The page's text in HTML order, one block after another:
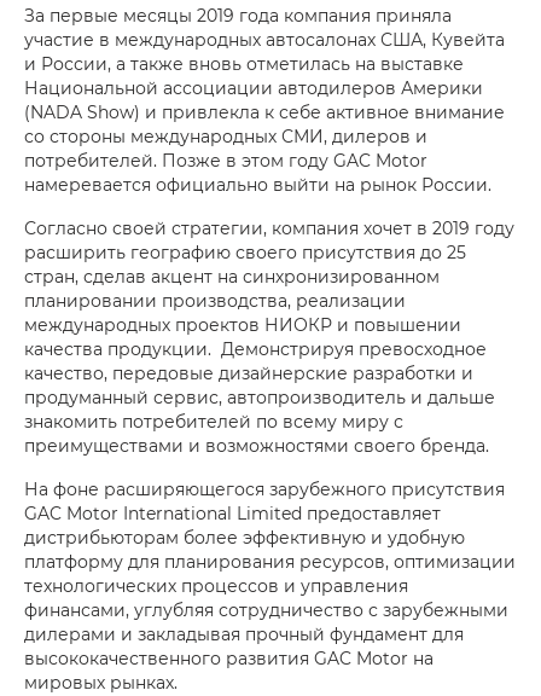
За первые месяцы 2019 года компания приняла
участие в международных автосалонах США, Кувейта
и России, а также вновь отметилась на выставке
Национальной ассоциации автодилеров Америки
(NADA Show) и привлекла к себе активное внимание
со стороны международных СМИ, дилеров и
потребителей. Позже в этом году GAC Motor
намеревается официально выйти на рынок России.
Согласно своей стратегии, компания хочет в 2019 году
расширить географию своего присутствия до 25
стран, сделав акцент на синхронизированном
планировании производства, реализации
международных проектов НИОКР и повышении
качества продукции. Демонстрируя превосходное
качество, передовые дизайнерские разработки и
продуманный сервис, автопроизводитель и дальше
знакомить потребителей по всему миру с
преимуществами и возможностями своего бренда.
На фоне расширяющегося зарубежного присутствия
GAC Motor International Limited предоставляет
дистрибьюторам более эффективную и удобную
платформу для планирования ресурсов, оптимизации
технологических процессов и управления
финансами, углубляя сотрудничество с зарубежными
дилерами и закладывая прочный фундамент для
высококачественного развития GAC Motor на
мировых рынках.